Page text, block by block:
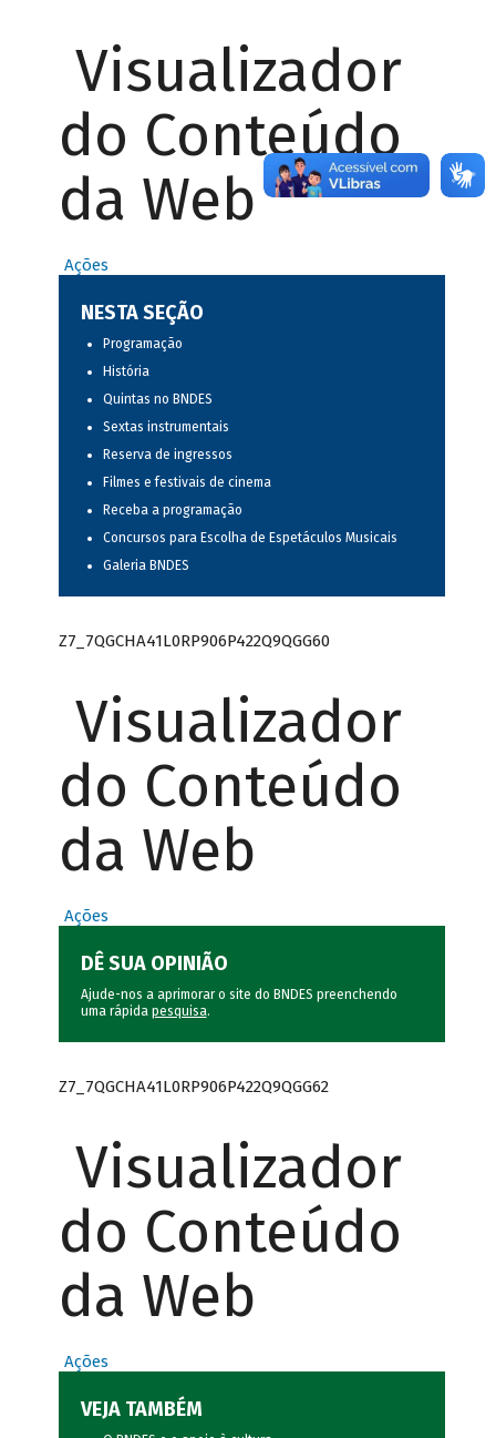
Visualizador
do Conteúdo
da Web
Ações
NESTA SEÇÃO
Programação
História
Quintas no BNDES
Sextas instrumentais
Reserva de ingressos
Filmes e festivais de cinema
Receba a programação
Concursos para Escolha de Espetáculos Musicais
Galeria BNDES
Z7_7QGCHA41L0RP906P422Q9QGG60
Visualizador
do Conteúdo
da Web
Ações
DÊ SUA OPINIÃO
Ajude-nos a aprimorar o site do BNDES preenchendo
uma rápida pesquisa.
Z7_7QGCHA41L0RP906P422Q9QGG62
Visualizador
do Conteúdo
da Web
Ações
VEJA TAMBÉM